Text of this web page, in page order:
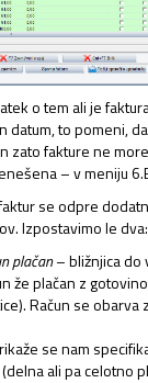
o tem ali je
datum, to pomeni,
zato fakture ne
– v meniju
se odpre
Izpostavimo le dva:
plačan– bližnjica do
že plačan z
Račun se
se nam
ali pa celotno